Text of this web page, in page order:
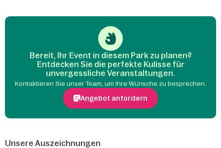
Bereit, Ihr Event in diesem Park zu planen?
Entdecken Sie die perfekte Kulisse für
unvergessliche Veranstaltungen.
Kontaktieren Sie unser Team, um Ihre Wünsche zu besprechen.
Angebot anfordern
Unsere Auszeichnungen